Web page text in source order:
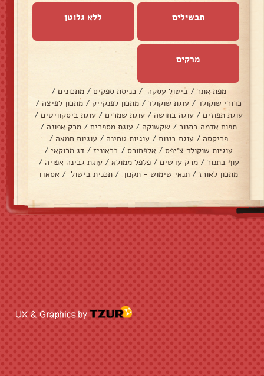
תבשילים ללא גלוטן
מרקים
מפת אתר / ביטול עסקה / כניסת ספקים / מתכונים /
כדורי שוקולד / עוגת שוקולד / מתכון לפנקייק / מתכון לפיצה /
עוגת תפוזים / עוגה בחושה / עוגת שמרים / עוגת ביסקוויטים /
תפוח אדמה בתנור / שקשוקה / עוגת מספרים / מרק אפונה /
פריקסה / עוגת בננות / עוגיות טחינה / עוגיות חמאה /
עוגיות שוקולד צ׳יפס / אלפחורס / בראוניז / דג מרוקאי /
עוף בתנור / מרק עדשים / פלפל ממולא / עוגת גבינה אפויה /
מתכון לאורז / תנאי שימוש - תקנון / תכנית בישול / אסאדו